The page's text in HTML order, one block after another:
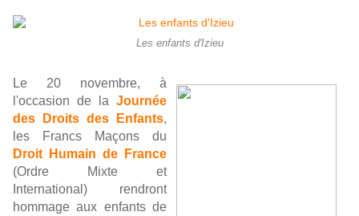
Les enfants d'Izieu
Le 20 novembre, à
l'occasion de la Journée
des Droits des Enfants,
les Francs Maçons du
Droit Humain de France
(Ordre Mixte et
International) rendront
hommage aux enfants de